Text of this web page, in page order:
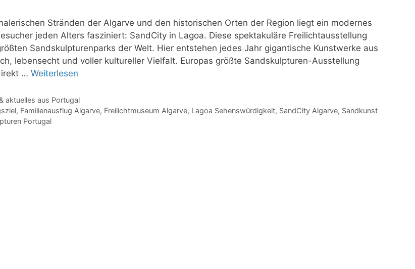
Stränden der Algarve und den historischen Orten der Region liegt ein modernes
jeden Alters fasziniert: SandCity in Lagoa. Diese spektakuläre Freilichtausstellung
Sandskulpturenparks der Welt. Hier entstehen jedes Jahr gigantische Kunstwerke aus
lebensecht und voller kultureller Vielfalt. Europas größte Sandskulpturen-Ausstellung
… Weiterlesen
aktuelles aus Portugal
, Familienausflug Algarve, Freilichtmuseum Algarve, Lagoa Sehenswürdigkeit, SandCity Algarve, Sandkunst
Portugal